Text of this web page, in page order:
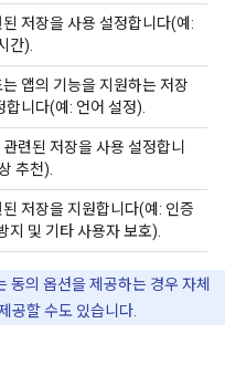
저장을 사용 설정합니다(예:
간).
앱의 기능을 지원하는 저장
합니다(예: 언어 설정).
련된 저장을 사용 설정합니
추천).
저장을 지원합니다(예: 인증
지 및 기타 사용자 보호).
동의 옵션을 제공하는 경우 자체
공할 수도 있습니다.